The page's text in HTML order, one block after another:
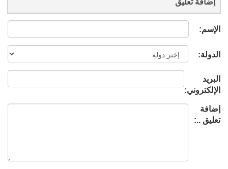
الإسم:
الدولة:
البريد
الإلكتروني:
إضافة
تعليق ..: